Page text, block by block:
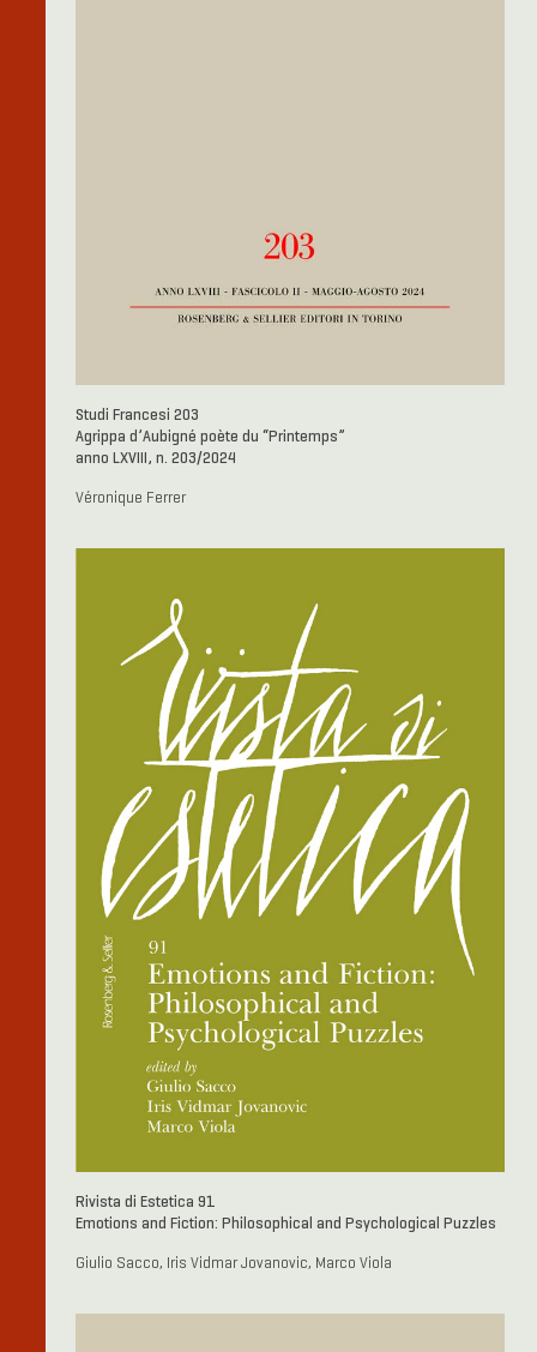
Studi Francesi 203
Agrippa d’Aubigné poète du “Printemps”
anno LXVIII, n. 203/2024
Véronique Ferrer
Rivista di Estetica 91
Emotions and Fiction: Philosophical and Psychological Puzzles
Giulio Sacco, Iris Vidmar Jovanovic, Marco Viola